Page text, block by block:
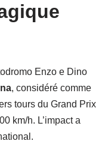
Enzo e Dino
, considéré comme
tours du Grand Prix
km/h. L’impact a